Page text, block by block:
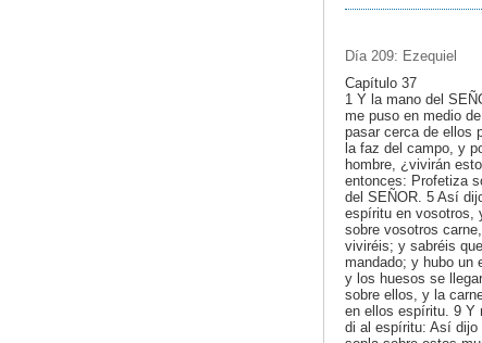
Día 209: Ezequiel
Capítulo 37
1 Y la mano del
me puso en medio
pasar cerca de ellos
la faz del campo, y
hombre, ¿vivirán
entonces: Profetiza
del SEÑOR. 5 Así
espíritu en vosotros,
sobre vosotros
viviréis; y sabréis
mandado; y hubo un
y los huesos se
sobre ellos, y la
en ellos espíritu. 9 Y
di al espíritu: Así